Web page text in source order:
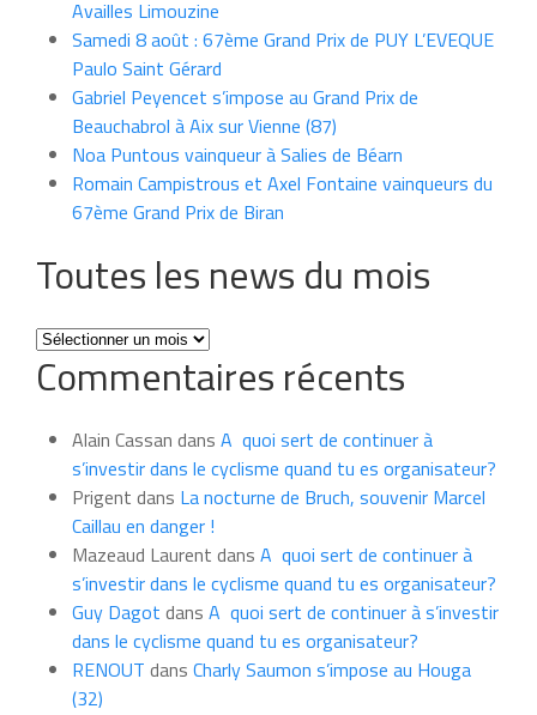
Availles Limouzine
Samedi 8 août : 67ème Grand Prix de PUY L’EVEQUE
Paulo Saint Gérard
Gabriel Peyencet s’impose au Grand Prix de
Beauchabrol à Aix sur Vienne (87)
Noa Puntous vainqueur à Salies de Béarn
Romain Campistrous et Axel Fontaine vainqueurs du
67ème Grand Prix de Biran
Toutes les news du mois
Toutes
les
news
mois
Commentaires récents
Alain Cassan dans A quoi sert de continuer à
s’investir dans le cyclisme quand tu es organisateur?
Prigent dans La nocturne de Bruch, souvenir Marcel
Caillau en danger !
Mazeaud Laurent dans A quoi sert de continuer à
s’investir dans le cyclisme quand tu es organisateur?
Guy Dagot dans A quoi sert de continuer à s’investir
dans le cyclisme quand tu es organisateur?
RENOUT dans Charly Saumon s’impose au Houga
(32)